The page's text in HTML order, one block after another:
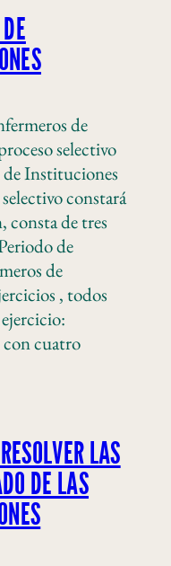
de
selectivo
Instituciones
constará
consta de tres
de
de
, todos
cuatro
LAS
DE LAS